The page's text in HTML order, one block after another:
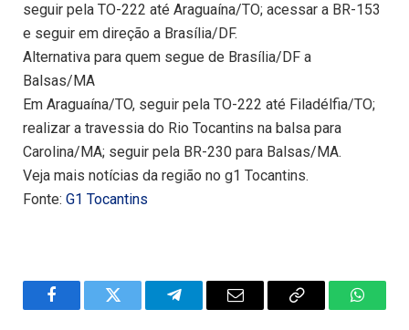
seguir pela TO-222 até Araguaína/TO; acessar a BR-153
e seguir em direção a Brasília/DF.
Alternativa para quem segue de Brasília/DF a
Balsas/MA
Em Araguaína/TO, seguir pela TO-222 até Filadélfia/TO;
realizar a travessia do Rio Tocantins na balsa para
Carolina/MA; seguir pela BR-230 para Balsas/MA.
Veja mais notícias da região no g1 Tocantins.
Fonte: G1 Tocantins
FacebookTwitter TelegramEmail
Copy